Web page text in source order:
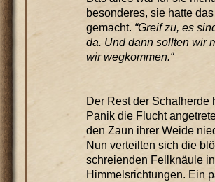
besonderes, sie hatte
gemacht. “Greif zu, es
da. Und dann sollten wir
wir wegkommen.“
Der Rest der Schafherde
Panik die Flucht
den Zaun ihrer Weide
Nun verteilten sich die
schreienden Fellknäule
Himmelsrichtungen. Ein